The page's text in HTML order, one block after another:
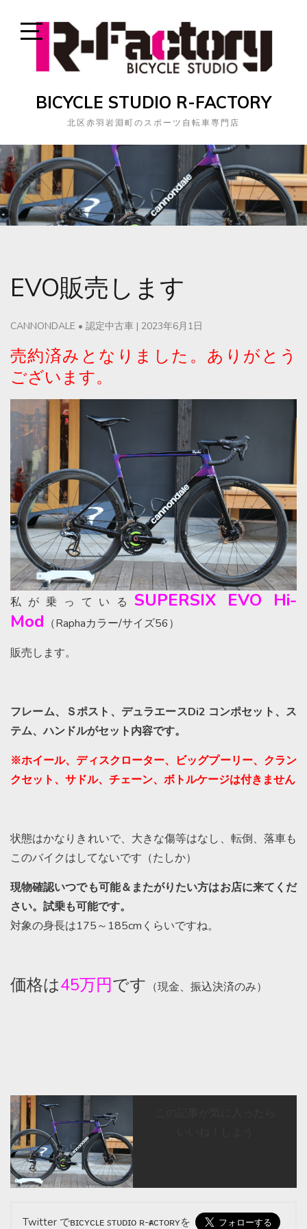
Open
Sidebar
BICYCLE STUDIO R-FACTORY
北区赤羽岩淵町のスポーツ自転車専門店
EVO販売します
CANNONDALE • 認定中古車 | 2023年6月1日
売約済みとなりました。ありがとう
ございます。
私が乗っている SUPERSIX EVO Hi-
Mod （Raphaカラー/サイズ56）
販売します。
フレーム、Ｓポスト、デュラエースDi2 コンポセット、ス
テム、ハンドルがセット内容です。
※ホイール、ディスクローター、ビッグプーリー、クラン
クセット、サドル、チェーン、ボトルケージは付きません
状態はかなりきれいで、大きな傷等はなし、転倒、落車も
このバイクはしてないです（たしか）
現物確認いつでも可能＆またがりたい方はお店に来てくだ
さい。試乗も可能です。
対象の身長は175～185cmくらいですね。
価格は45万円です （現金、振込決済のみ）
Twitter でʙɪᴄʏᴄʟᴇ sᴛᴜᴅɪᴏ ʀ-ғᴀᴄᴛᴏʀʏを